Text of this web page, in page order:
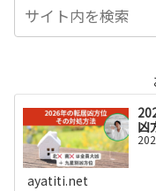
凶
ayatiti.net